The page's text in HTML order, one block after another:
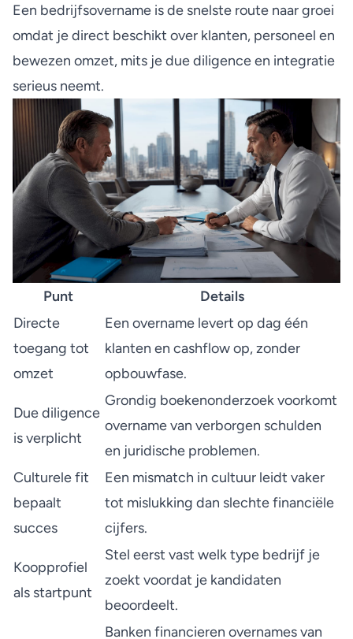
Een bedrijfsovername is de snelste route naar groei
omdat je direct beschikt over klanten, personeel en
bewezen omzet, mits je due diligence en integratie
serieus neemt.
Punt
Details
Directe
toegang tot
omzet
Een overname levert op dag één
klanten en cashflow op, zonder
opbouwfase.
Due diligence
is verplicht
Grondig boekenonderzoek voorkomt
overname van verborgen schulden
en juridische problemen.
Culturele fit
bepaalt
succes
Een mismatch in cultuur leidt vaker
tot mislukking dan slechte financiële
cijfers.
Koopprofiel
als startpunt
Stel eerst vast welk type bedrijf je
zoekt voordat je kandidaten
beoordeelt.
Banken financieren overnames van